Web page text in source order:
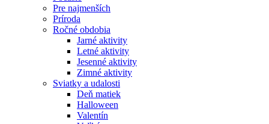
Pre najmenších
Príroda
Ročné obdobia
Jarné aktivity
Letné aktivity
Jesenné aktivity
Zimné aktivity
Sviatky a udalosti
Deň matiek
Halloween
Valentín